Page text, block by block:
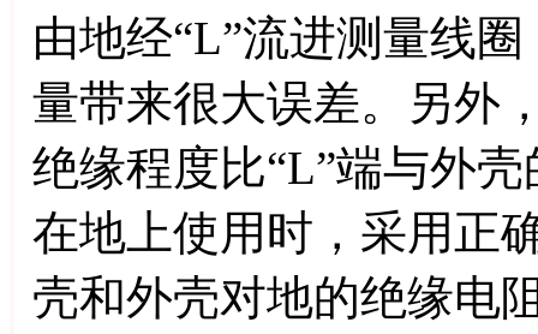
由地经“L”流进测量线
量带来很大误差。另外
绝缘程度比“L”端与外
在地上使用时，采用正
壳和外壳对地的绝缘电